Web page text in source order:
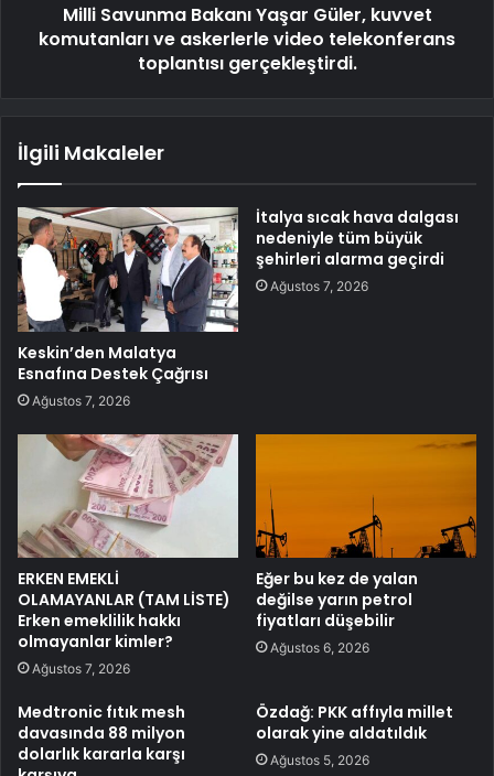
Milli Savunma Bakanı Yaşar Güler, kuvvet
komutanları ve askerlerle video telekonferans
toplantısı gerçekleştirdi.
İlgili Makaleler
Keskin’den Malatya
Esnafına Destek Çağrısı
Ağustos 7, 2026
İtalya sıcak hava dalgası
nedeniyle tüm büyük
şehirleri alarma geçirdi
Ağustos 7, 2026
ERKEN EMEKLİ
OLAMAYANLAR (TAM LİSTE)
Erken emeklilik hakkı
olmayanlar kimler?
Ağustos 7, 2026
Eğer bu kez de yalan
değilse yarın petrol
fiyatları düşebilir
Ağustos 6, 2026
Medtronic fıtık mesh
davasında 88 milyon
dolarlık kararla karşı
Özdağ: PKK affıyla millet
olarak yine aldatıldık
Ağustos 5, 2026